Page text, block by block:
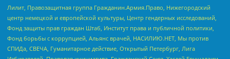
Лилит, Правозащитная группа Гражданин.Армия.Право, Нижегородский
центр немецкой и европейской культуры, Центр гендерных исследований,
Фонд защиты прав граждан Штаб, Институт права и публичной политики,
Фонд борьбы с коррупцией, Альянс врачей, НАСИЛИЮ.НЕТ, Мы против
СПИДа, СВЕЧА, Гуманитарное действие, Открытый Петербург, Лига